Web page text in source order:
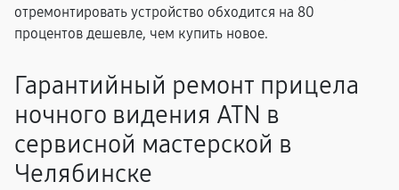
отремонтировать устройство обходится на 80
процентов дешевле, чем купить новое.
Гарантийный ремонт прицела
ночного видения ATN в
сервисной мастерской в
Челябинске